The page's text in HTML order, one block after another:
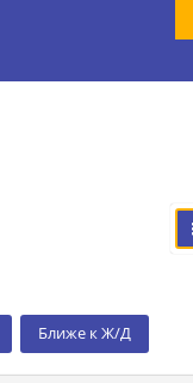
Ближе к Ж/Д